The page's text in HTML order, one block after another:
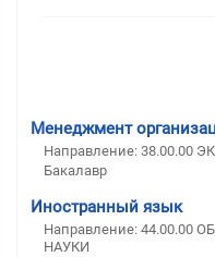
Менеджмент
Направление: 38.00.00
Бакалавр
Иностранный язык
Направление: 44.00.00
НАУКИ